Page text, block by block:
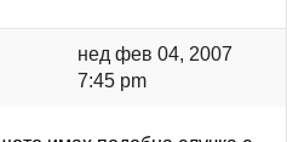
нед фев 04, 2007
7:45 pm